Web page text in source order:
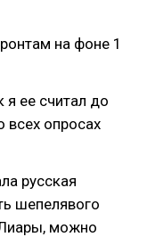
на фоне 1
я ее считал до
всех опросах
русская
шепелявого
можно